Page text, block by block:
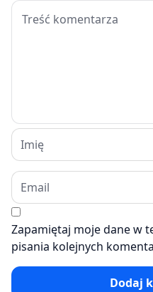
Zapamiętaj moje dane w
pisania kolejnych
Dodaj